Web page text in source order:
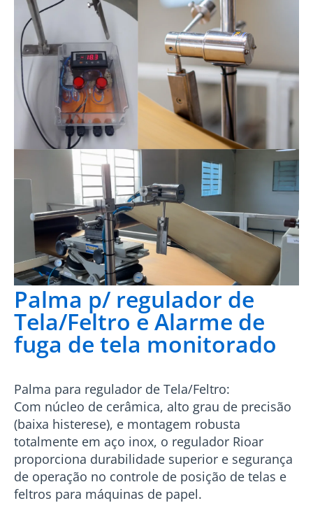
Palma p/ regulador de
Tela/Feltro e Alarme de
fuga de tela monitorado
Palma para regulador de Tela/Feltro:
Com núcleo de cerâmica, alto grau de precisão
(baixa histerese), e montagem robusta
totalmente em aço inox, o regulador Rioar
proporciona durabilidade superior e segurança
de operação no controle de posição de telas e
feltros para máquinas de papel.